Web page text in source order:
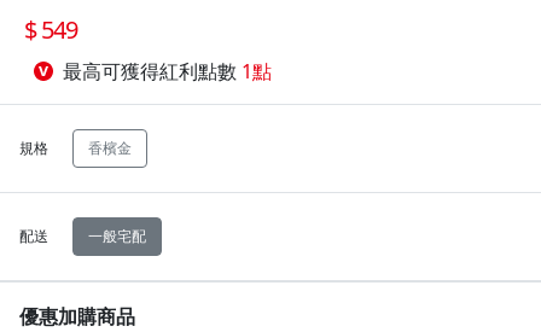
549
最高可獲得紅利點數 1點
規格 香檳金
配送 一般宅配
優惠加購商品